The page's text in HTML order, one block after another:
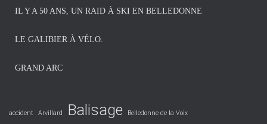
IL Y A 50 ANS, UN RAID À SKI EN BELLEDONNE
LE GALIBIER À VÉLO.
GRAND ARC
accident Arvillard Balisage Belledonne de la Voix